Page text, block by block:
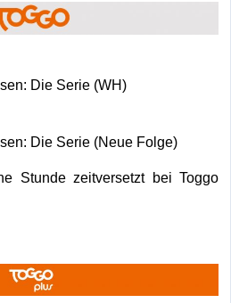
Die Serie (WH)
Die Serie (Neue Folge)
Stunde zeitversetzt bei Toggo